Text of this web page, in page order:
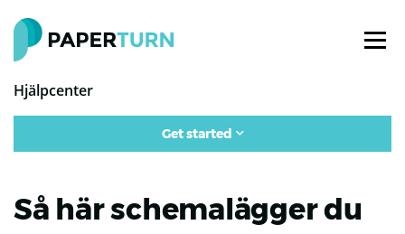
Hjälpcenter
Get started
Så här schemalägger du